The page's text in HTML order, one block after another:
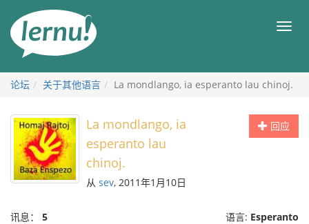
目
论坛 关于其他语言 La mondlango, ia esperanto lau chinoj.
回应
La mondlango, ia
esperanto lau
chinoj.
从 sev, 2011年1月10日
讯息： 5 语言: Esperanto